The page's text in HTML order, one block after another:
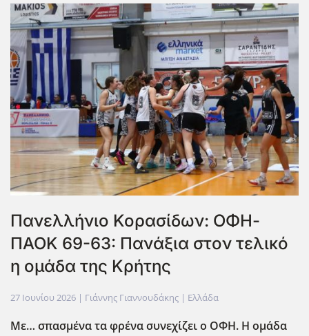
Πανελλήνιο Κορασίδων: ΟΦΗ-
ΠΑΟΚ 69-63: Πανάξια στον τελικό
η ομάδα της Κρήτης
27 Ιουνίου 2026 | Γιάννης Γιαννουδάκης | Ελλάδα
Με… σπασμένα τα φρένα συνεχίζει ο ΟΦΗ. Η ομάδα